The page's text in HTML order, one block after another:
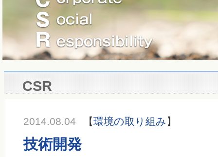
CSR
2014.08.04 【環境の取り組み 】
技術開発